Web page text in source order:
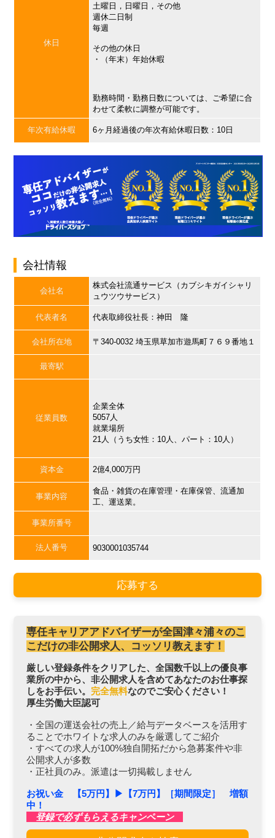
休日
土曜日，日曜日，その他
週休二日制
毎週
その他の休日
・（年末）年始休暇
勤務時間・勤務日数については、ご希望に合
わせて柔軟に調整が可能です。
年次有給休暇 6ヶ月経過後の年次有給休暇日数：10日
会社情報
会社名
株式会社流通サービス（カブシキガイシャリ
ュウツウサービス）
代表者名 代表取締役社長：神田 隆
会社所在地 〒340-0032 埼玉県草加市遊馬町７６９番地１
最寄駅
従業員数
企業全体
5057人
就業場所
21人（うち女性：10人、パート：10人）
資本金 2億4,000万円
事業内容
食品・雑貨の在庫管理・在庫保管、流通加
工、運送業。
事業所番号
法人番号 9030001035744
応募する
専任キャリアアドバイザーが全国津々浦々のこ
こだけの非公開求人、コッソリ教えます！
厳しい登録条件をクリアした、全国数千以上の優良事
業所の中から、非公開求人を含めてあなたのお仕事探
しをお手伝い。 完全無料なのでご安心ください！
厚生労働大臣認可
・全国の運送会社の売上／給与データベースを活用す
ることでホワイトな求人のみを厳選してご紹介
・すべての求人が100%独自開拓だから急募案件や非
公開求人が多数
・正社員のみ。派遣は一切掲載しません
お祝い金 【5万円】▶︎【7万円】［期間限定］ 増額
中！
登録で必ずもらえるキャンペーン